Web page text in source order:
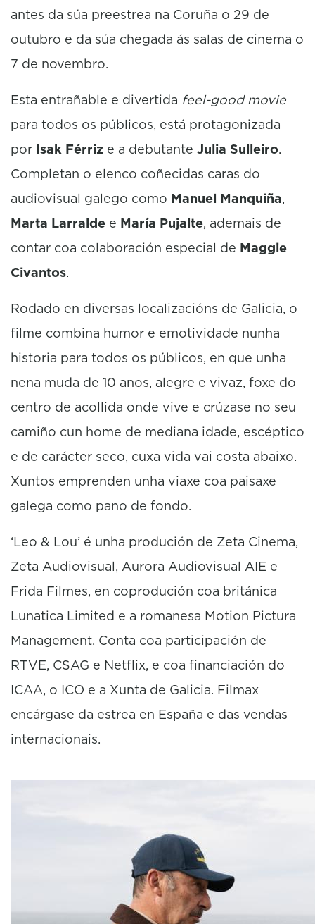
antes da súa preestrea na Coruña o 29 de
outubro e da súa chegada ás salas de cinema o
7 de novembro.
Esta entrañable e divertida feel-good movie
para todos os públicos, está protagonizada
por Isak Férriz e a debutante Julia Sulleiro.
Completan o elenco coñecidas caras do
audiovisual galego como Manuel Manquiña,
Marta Larralde e María Pujalte, ademais de
contar coa colaboración especial de Maggie
Civantos.
Rodado en diversas localizacións de Galicia, o
filme combina humor e emotividade nunha
historia para todos os públicos, en que unha
nena muda de 10 anos, alegre e vivaz, foxe do
centro de acollida onde vive e crúzase no seu
camiño cun home de mediana idade, escéptico
e de carácter seco, cuxa vida vai costa abaixo.
Xuntos emprenden unha viaxe coa paisaxe
galega como pano de fondo.
‘Leo & Lou’ é unha produción de Zeta Cinema,
Zeta Audiovisual, Aurora Audiovisual AIE e
Frida Filmes, en coprodución coa británica
Lunatica Limited e a romanesa Motion Pictura
Management. Conta coa participación de
RTVE, CSAG e Netflix, e coa financiación do
ICAA, o ICO e a Xunta de Galicia. Filmax
encárgase da estrea en España e das vendas
internacionais.